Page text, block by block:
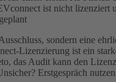
ist nicht lizenziert
sondern eine
Lizenzierung ist ein
das Audit kann den
Erstgespräch